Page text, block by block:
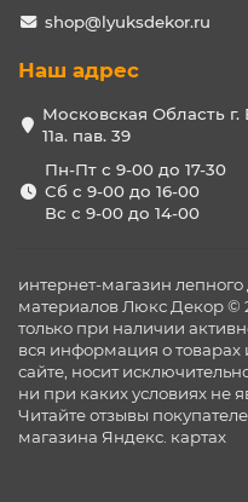
shop@lyuksdekor.ru
Наш адрес
Московская Область г.
11а. пав. 39
Пн-Пт с 9-00 до 17-30
Сб с 9-00 до 16-00
Вс с 9-00 до 14-00
интернет-магазин
материалов Люкс Декор ©
только при наличии
вся информация о товарах
сайте, носит
ни при каких условиях не
Читайте отзывы
магазина Яндекс. картах